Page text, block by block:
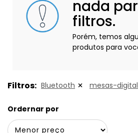
nada
filtros.
Porém, temos
produtos para
Filtros: Bluetooth mesas-
Ordernar por